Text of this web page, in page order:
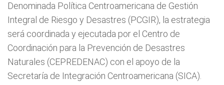
Denominada Política Centroamericana de Gestión
Integral de Riesgo y Desastres (PCGIR), la estrategia
será coordinada y ejecutada por el Centro de
Coordinación para la Prevención de Desastres
Naturales (CEPREDENAC) con el apoyo de la
Secretaría de Integración Centroamericana (SICA).